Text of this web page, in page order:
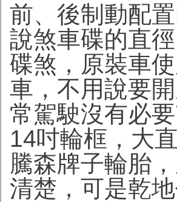
前、後制動配
說煞車碟的直
碟煞，原裝車
車，不用說要
常駕駛沒有必
14吋輪框，大
騰森牌子輪胎
清楚，可是乾